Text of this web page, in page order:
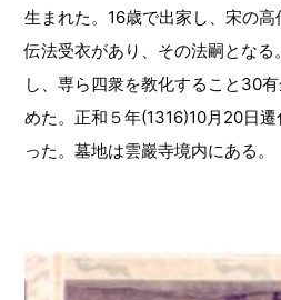
生まれた。16歳で出家し、宋の
伝法受衣があり、その法嗣とな
し、専ら四衆を教化すること30
めた。正和５年(1316)10月20日
った。墓地は雲巖寺境内にある。